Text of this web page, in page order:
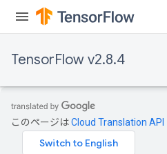
TensorFlow v2.8.4
このページはCloud Translation API